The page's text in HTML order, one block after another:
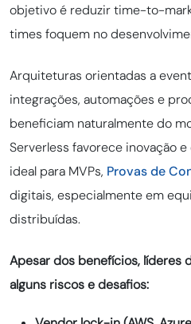
objetivo é reduzir time-to-
times foquem no
Arquiteturas orientadas a
integrações, automações e
beneficiam naturalmente do
Serverless favorece inovação
ideal para MVPs, Provas de
digitais, especialmente em
distribuídas.
Apesar dos benefícios, líderes
alguns riscos e desafios: